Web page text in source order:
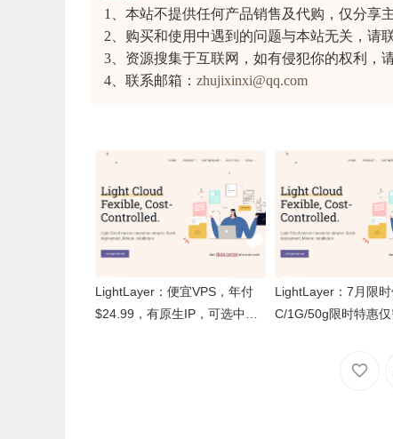
1、本站不提供任何产品销售及代购，仅分享
2、购买和使用中遇到的问题与本站无关，请
3、资源搜集于互联网，如有侵犯你的权利，
4、联系邮箱： zhujixinxi@qq.com
LightLayer：便宜VPS，年付
$24.99，有原生IP，可选中国
LightLayer：7月限
C/1G/50g限时特惠
国际线路可选，美国